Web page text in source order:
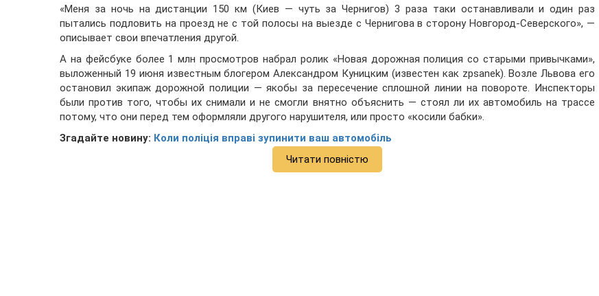
«Меня за ночь на дистанции 150 км (Киев — чуть за Чернигов) 3 раза таки останавливали и один раз
пытались подловить на проезд не с той полосы на выезде с Чернигова в сторону Новгород-Северского», —
описывает свои впечатления другой.
А на фейсбуке более 1 млн просмотров набрал ролик «Новая дорожная полиция со старыми привычками»,
выложенный 19 июня известным блогером Александром Куницким (известен как zpsanek). Возле Львова его
остановил экипаж дорожной полиции — якобы за пересечение сплошной линии на повороте. Инспекторы
были против того, чтобы их снимали и не смогли внятно объяснить — стоял ли их автомобиль на трассе
потому, что они перед тем оформляли другого нарушителя, или просто «косили бабки».
Згадайте новину: Коли поліція вправі зупинити ваш автомобіль
Читати повністю